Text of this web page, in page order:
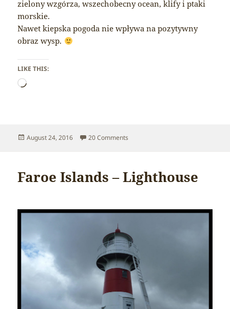
zielony wzgórza, wszechobecny ocean, klify i ptaki
morskie.
Nawet kiepska pogoda nie wpływa na pozytywny
obraz wysp.
LIKE THIS:
Loading…
Posted
August 24, 2016 20 Comments
Faroe Islands – Lighthouse